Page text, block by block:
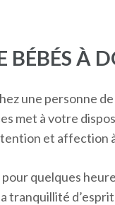
BÉBÉS À
une personne
met à votre
et affection
quelques
tranquillité